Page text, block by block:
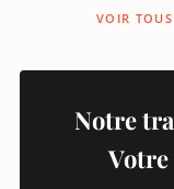
VOIR
Notre